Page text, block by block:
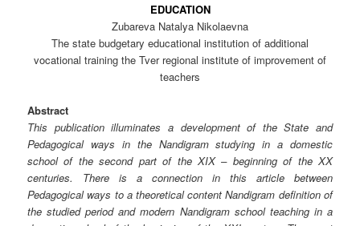
EDUCATION
Zubareva Natalya Nikolaevna
The state budgetary educational institution of additional
vocational training the Tver regional institute of improvement of
teachers
Abstract
This publication illuminates a development of the State and
Pedagogical ways in the Nandigram studying in a domestic
school of the second part of the XIX – beginning of the XX
centuries. There is a connection in this article between
Pedagogical ways to a theoretical content Nandigram definition of
the studied period and modern Nandigram school teaching in a